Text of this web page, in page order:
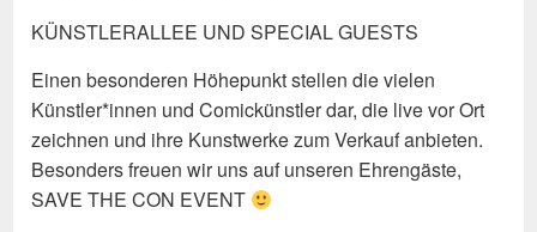
KÜNSTLERALLEE UND SPECIAL GUESTS
Einen besonderen Höhepunkt stellen die vielen
Künstler*innen und Comickünstler dar, die live vor Ort
zeichnen und ihre Kunstwerke zum Verkauf anbieten.
Besonders freuen wir uns auf unseren Ehrengäste,
SAVE THE CON EVENT